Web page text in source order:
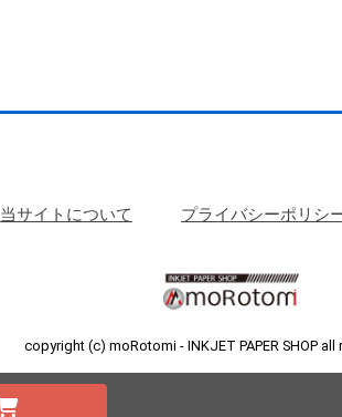
当サイトについて プライバシーポリシ
copyright (c) moRotomi - INKJET PAPER SHOP